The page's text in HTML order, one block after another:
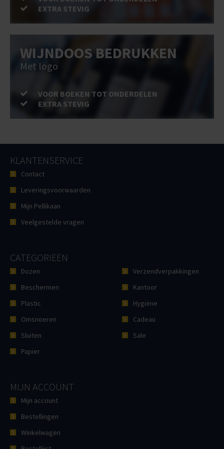
EXTRA STEVIG
WIJNDOOS BEDRUKKEN
Met logo
VOOR BOEKEN TOT ONDERDELEN
EXTRA STEVIG
KLANTENSERVICE
Contact
Leveringsvoorwaarden
Mijn Pellikaan
Veelgestelde vragen
CATEGORIEËN
Dozen
Beschermen
Plastic
Omsnoeren
Sluiten
Papier
Verzendverpakkingen
Kantoor
Hygiëne
Cadeau
Sale
MIJN ACCOUNT
Mijn account
Bestellingen
Winkelwagen